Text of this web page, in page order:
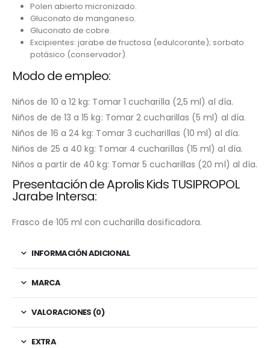
Polen abierto micronizado.
Gluconato de manganeso.
Gluconato de cobre.
Excipientes: jarabe de fructosa (edulcorante); sorbato
potásico (conservador).
Modo de empleo:
Niños de 10 a 12 kg: Tomar 1 cucharilla (2,5 ml) al día.
Niños de de 13 a 15 kg: Tomar 2 cucharillas (5 ml) al día.
Niños de 16 a 24 kg: Tomar 3 cucharillas (10 ml) al día.
Niños de 25 a 40 kg: Tomar 4 cucharillas (15 ml) al día.
Niños a partir de 40 kg: Tomar 5 cucharillas (20 ml) al día.
Presentación de Aprolis Kids TUSIPROPOL
Jarabe Intersa:
Frasco de 105 ml con cucharilla dosificadora.
INFORMACIÓN ADICIONAL
MARCA
VALORACIONES (0)
EXTRA